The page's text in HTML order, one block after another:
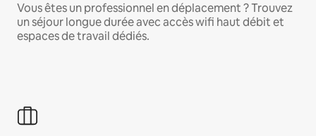
Vous êtes un professionnel en déplacement ? Trouvez
un séjour longue durée avec accès wifi haut débit et
espaces de travail dédiés.